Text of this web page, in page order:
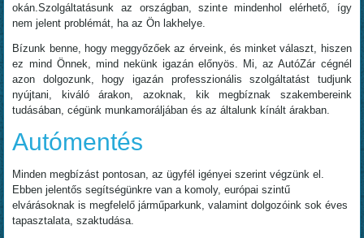
okán.Szolgáltatásunk az országban, szinte mindenhol elérhető, így
nem jelent problémát, ha az Ön lakhelye.
Bízunk benne, hogy meggyőzőek az érveink, és minket választ, hiszen
ez mind Önnek, mind nekünk igazán előnyös. Mi, az AutóZár cégnél
azon dolgozunk, hogy igazán professzionális szolgáltatást tudjunk
nyújtani, kiváló árakon, azoknak, kik megbíznak szakembereink
tudásában, cégünk munkamoráljában és az általunk kínált árakban.
Autómentés
Minden megbízást pontosan, az ügyfél igényei szerint végzünk el.
Ebben jelentős segítségünkre van a komoly, európai szintű
elvárásoknak is megfelelő járműparkunk, valamint dolgozóink sok éves
tapasztalata, szaktudása.